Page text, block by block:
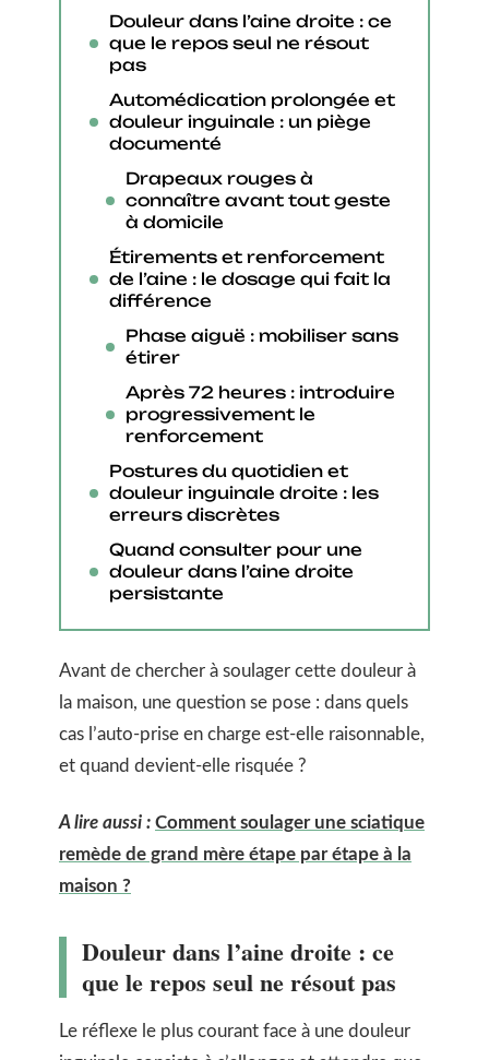
Douleur dans l’aine droite : ce
que le repos seul ne résout
pas
Automédication prolongée et
douleur inguinale : un piège
documenté
Drapeaux rouges à
connaître avant tout geste
à domicile
Étirements et renforcement
de l’aine : le dosage qui fait la
différence
Phase aiguë : mobiliser sans
étirer
Après 72 heures : introduire
progressivement le
renforcement
Postures du quotidien et
douleur inguinale droite : les
erreurs discrètes
Quand consulter pour une
douleur dans l’aine droite
persistante
Avant de chercher à soulager cette douleur à
la maison, une question se pose : dans quels
cas l’auto-prise en charge est-elle raisonnable,
et quand devient-elle risquée ?
A lire aussi : Comment soulager une sciatique
remède de grand mère étape par étape à la
maison ?
Douleur dans l’aine droite : ce
que le repos seul ne résout pas
Le réflexe le plus courant face à une douleur